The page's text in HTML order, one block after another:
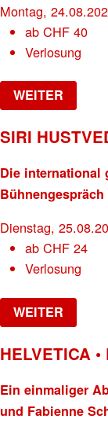
Montag,
abCHF 40
Verlosung
WEITER
SIRI
Die international
Bühnengespräch
Dienstag,
abCHF 24
Verlosung
WEITER
HELVETICA
Ein einmaliger
und Fabienne